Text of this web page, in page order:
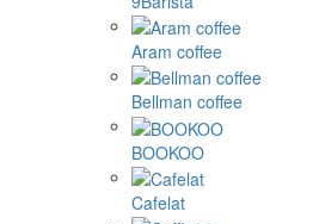
Aram coffee
Bellman coffee
BOOKOO
Cafelat